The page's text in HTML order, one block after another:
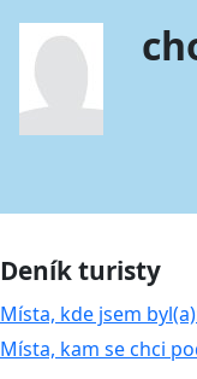
PRO TURISTY ›
MOJE TURISTIKA
Deník turisty
Místa, kde jsem
Místa, kam se chci